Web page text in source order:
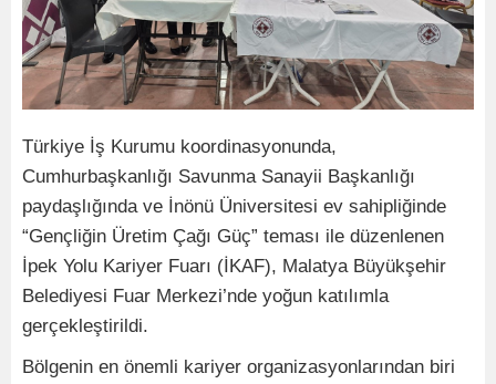
Türkiye İş Kurumu koordinasyonunda,
Cumhurbaşkanlığı Savunma Sanayii Başkanlığı
paydaşlığında ve İnönü Üniversitesi ev sahipliğinde
“Gençliğin Üretim Çağı Güç” teması ile düzenlenen
İpek Yolu Kariyer Fuarı (İKAF), Malatya Büyükşehir
Belediyesi Fuar Merkezi’nde yoğun katılımla
gerçekleştirildi.
Bölgenin en önemli kariyer organizasyonlarından biri